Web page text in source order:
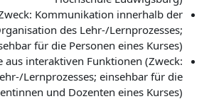
Kommunikation innerhalb der
des Lehr-/Lernprozesses;
für die Personen eines Kurses)
aus interaktiven Funktionen (Zweck:
Lernprozesses; einsehbar für die
und Dozenten eines Kurses)